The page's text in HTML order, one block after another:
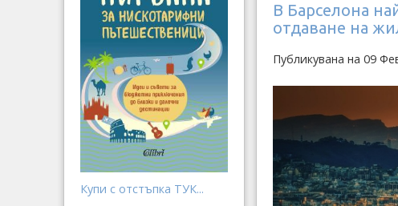
В Барселона
отдаване на
Публикувана на 09
Купи с отстъпка ТУК...